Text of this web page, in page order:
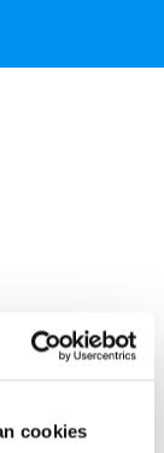
cookies